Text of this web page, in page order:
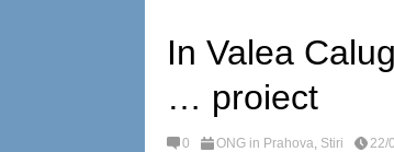
In Valea
… proiect
0 ONG in Prahova, Stiri 22/